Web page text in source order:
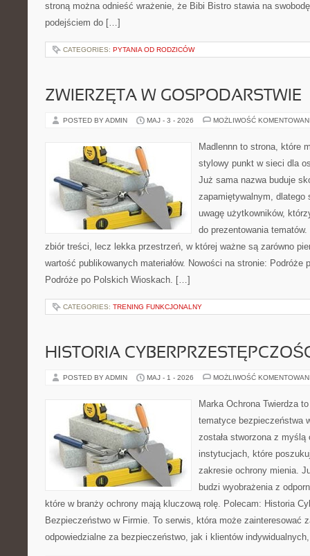
stroną można odnieść wrażenie, że Bibi Bistro stawia na
podejściem do […]
CATEGORIES: PYTANIA OD RODZICÓW
ZWIERZĘTA W GOSPODARSTWIE
POSTED BY ADMIN MAJ - 3 - 2026 MOŻLIWOŚĆ
Madlennn to strona, które
stylowy punkt w sieci dla
Już sama nazwa buduje
zapamiętywalnym, dlatego
uwagę użytkowników,
do prezentowania
zbiór treści, lecz lekka przestrzeń, w której ważne są zarówno
wartość publikowanych materiałów. Nowości na stronie: Podróże
Podróże po Polskich Wioskach. […]
CATEGORIES: TRENING FUNKCJONALNY
HISTORIA
POSTED BY ADMIN MAJ - 1 - 2026 MOŻLIWOŚĆ
Marka Ochrona Twierdza
tematyce bezpieczeństwa
została stworzona z
instytucjach, które
zakresie ochrony mienia.
budzi wyobrażenia z
które w branży ochrony mają kluczową rolę. Polecam: Historia
Bezpieczeństwo w Firmie. To serwis, która może zainteresować
odpowiedzialne za bezpieczeństwo, jak i klientów